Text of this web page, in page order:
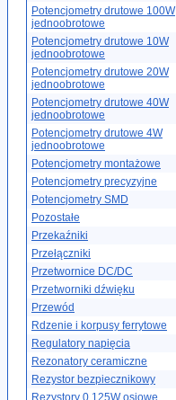
Potencjometry drutowe 100W
jednoobrotowe
Potencjometry drutowe 10W
jednoobrotowe
Potencjometry drutowe 20W
jednoobrotowe
Potencjometry drutowe 40W
jednoobrotowe
Potencjometry drutowe 4W
jednoobrotowe
Potencjometry montażowe
Potencjometry precyzyjne
Potencjometry SMD
Pozostałe
Przekaźniki
Przełączniki
Przetwornice DC/DC
Przetworniki dźwięku
Przewód
Rdzenie i korpusy ferrytowe
Regulatory napięcia
Rezonatory ceramiczne
Rezystor bezpiecznikowy
Rezystory 0.125W osiowe